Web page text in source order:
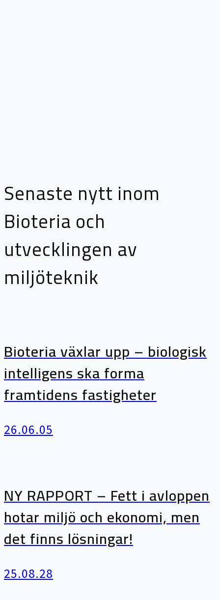
Senaste nytt inom
Bioteria och
utvecklingen av
miljöteknik
Bioteria växlar upp – biologisk
intelligens ska forma
framtidens fastigheter
26.06.05
NY RAPPORT – Fett i avloppen
hotar miljö och ekonomi, men
det finns lösningar!
25.08.28